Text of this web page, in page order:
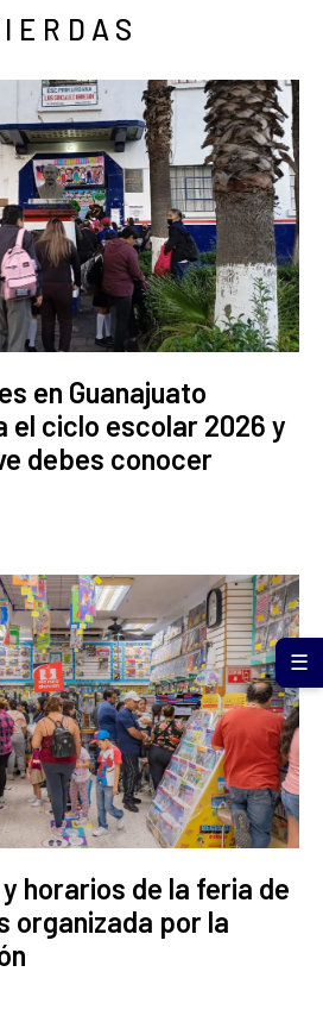
en Guanajuato
el ciclo escolar 2026 y
debes conocer
horarios de la feria de
organizada por la
☰